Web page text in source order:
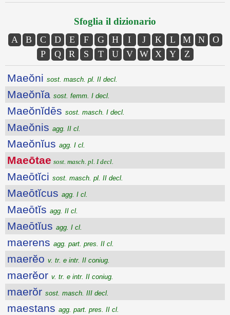
Sfoglia il dizionario
A B C D E F G H I J K L M N
O
P
Q R S T U V W X Y Z
Maeŏni sost. masch. pl. II decl.
Maeŏnĭa sost. femm. I decl.
Maeŏnĭdēs sost. masch. I decl.
Maeŏnis agg. II cl.
Maeŏnĭus agg. I cl.
Maeōtae sost. masch. pl. I decl.
Maeōtĭci sost. masch. pl. II decl.
Maeōtĭcus agg. I cl.
Maeōtĭs agg. II cl.
Maeōtĭus agg. I cl.
maerens agg. part. pres. II cl.
maerĕo v. tr. e intr. II coniug.
maerĕor v. tr. e intr. II coniug.
maerŏr sost. masch. III decl.
maestans agg. part. pres. II cl.